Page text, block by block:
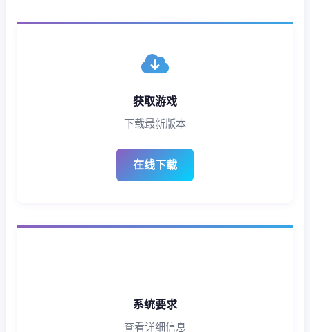
获取游戏
下载最新版本
在线下载
系统要求
查看详细信息